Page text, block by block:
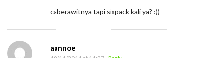
caberawitnya tapi sixpack kali ya? :))
aannoe